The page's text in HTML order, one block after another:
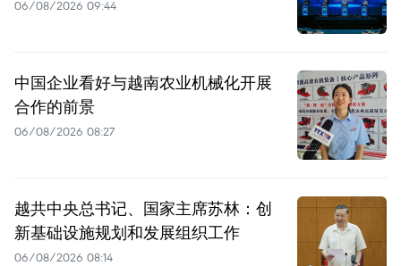
06/08/2026 09:44
中国企业看好与越南农业机械化开展
合作的前景
06/08/2026 08:27
越共中央总书记、国家主席苏林：创
新基础设施规划和发展组织工作
06/08/2026 08:14